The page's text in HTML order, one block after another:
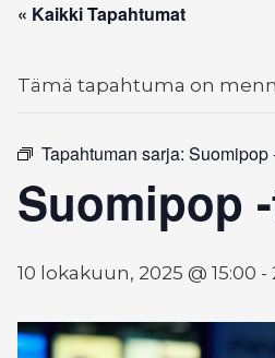
« Kaikki Tapahtumat
Tämä tapahtuma on
Tapahtuman sarja: Suomipop
Suomipop
10 lokakuun, 2025 @ 15:00 -